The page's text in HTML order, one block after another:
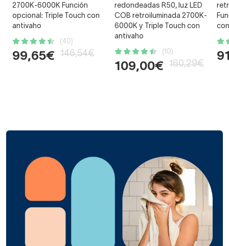
2700K-6000K Función
opcional: Triple Touch con
antivaho
(40)
99,65€ 146,54€
redondeadas R50, luz LED
COB retroiluminada 2700K-
6000K y Triple Touch con
antivaho
(10)
109,00€ 160,29€